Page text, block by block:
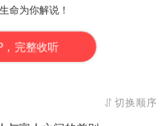
命为你解说！
，完整收听
切换顺序